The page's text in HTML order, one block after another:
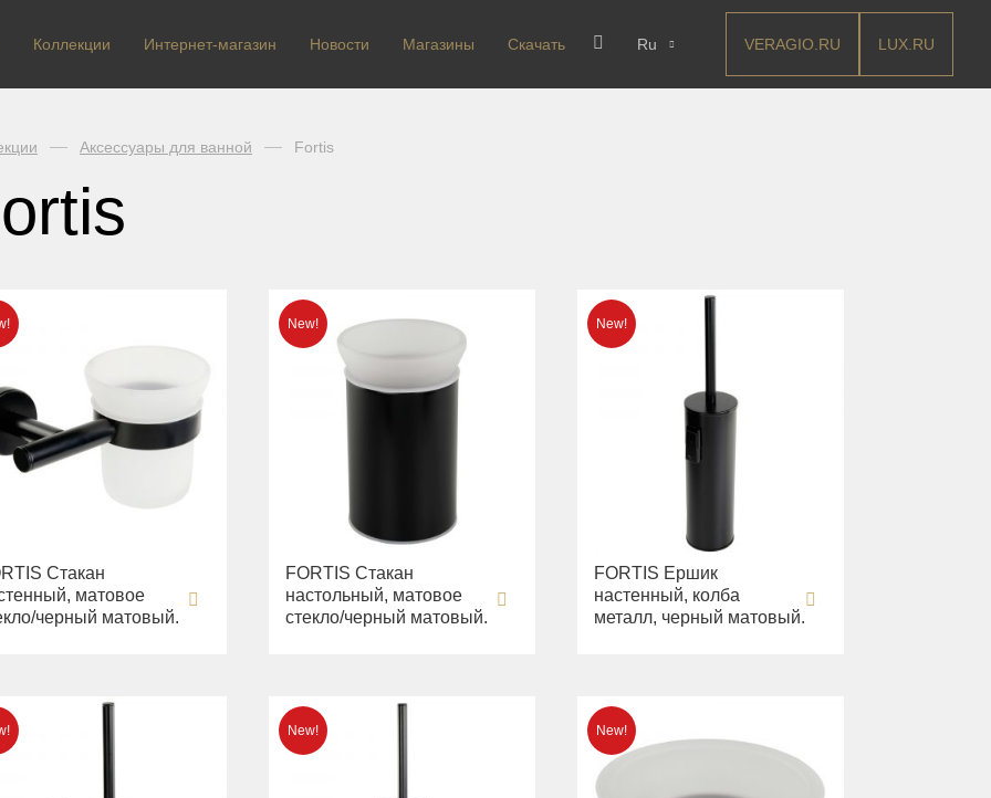
Коллекции Интернет-магазин Новости Магазины Скачать Ru VERAGIO.RU LUX.RU
Аксессуары для ванной Fortis
Стакан
матовое
черный матовый.
FORTIS Стакан
настольный, матовое
стекло/черный матовый.
FORTIS Ершик
настенный, колба
металл, черный матовый.